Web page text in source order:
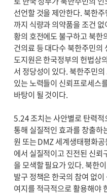
선언할 것을 제안한다. 북한
까지 식량과 의약품을 조건
황의 호전에도 불구하고 북
건의료 등 대다수 북한주민의
도지원은 한국정부의 헌법상
서 정당성이 있다. 북한주민
있는 노력들이 신뢰프로세스
바탕이 될 것이다.
5.24 조치는 사안별로 탄력
통해 실질적인 효과를 창출하
원 또는 DMZ 세계생태평화
에서 실질적이고 진전된 신
을 모색할 필요가 있다. 북한
발구 정책은 한국의 참여 없
여지를 적극적으로 활용해야